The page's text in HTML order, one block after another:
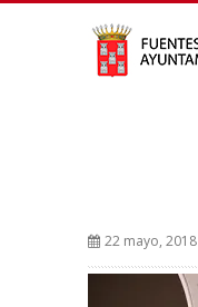
22 mayo, 2018